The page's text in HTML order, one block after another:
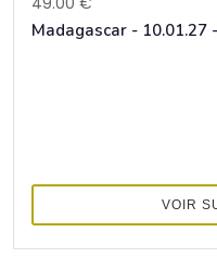
Madagascar - 10.01.27
VOIR